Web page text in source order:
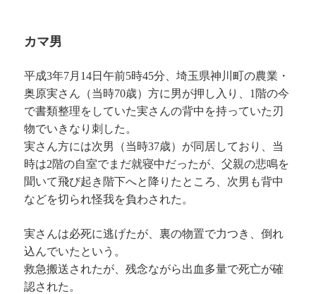
カマ男
平成3年7月14日午前5時45分、埼玉県神川町の農業・
奥原実さん（当時70歳）方に男が押し入り、1階の今
で書類整理をしていた実さんの背中を持っていた刃
物でいきなり刺した。
実さん方には次男（当時37歳）が同居しており、当
時は2階の自室でまだ就寝中だったが、父親の悲鳴を
聞いて飛び起き階下へと降りたところ、次男も背中
などを切られ怪我を負わされた。
実さんは必死に逃げたが、裏の物置で力つき、倒れ
込んでいたという。
救急搬送されたが、残念ながら出血多量で死亡が確
認された。